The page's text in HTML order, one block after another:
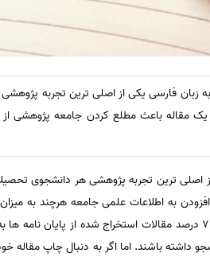
به زبان فارسی یکی از اصلی ترین تجربه
یک مقاله باعث مطلع کردن جامعه
اصلی ترین تجربه پژوهشی هر دانشجوی
به اطلاعات علمی جامعه هرچند به
دانشجویان به زبان انگلیسی مسلط هستند، بنابراین 70 درصد
داشته باشند. اما اگر به دنبال چاپ مقاله